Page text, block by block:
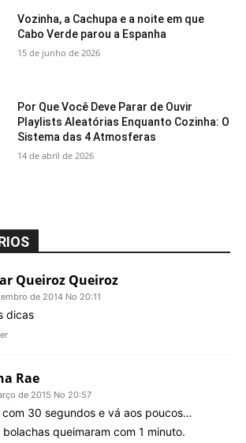
Vozinha, a Cachupa e a noite em que
Cabo Verde parou a Espanha
15 de junho de 2026
Por Que Você Deve Parar de Ouvir
Playlists Aleatórias Enquanto Cozinha: O
Sistema das 4 Atmosferas
14 de abril de 2026
Queiroz Queiroz
de 2014 No 20:11
dicas
Rae
de 2015 No 20:57
30 segundos e vá aos poucos…
bolachas queimaram com 1 minuto.